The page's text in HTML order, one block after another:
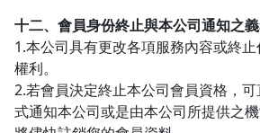
十二、會員身份終止與本公司通知之義
1.本公司具有更改各項服務內容或終
權利。
2.若會員決定終止本公司會員資格，
式通知本公司或是由本公司所提供之